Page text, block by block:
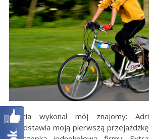
Zdjęcia wykonał mój znajomy:
przedstawia moją pierwszą